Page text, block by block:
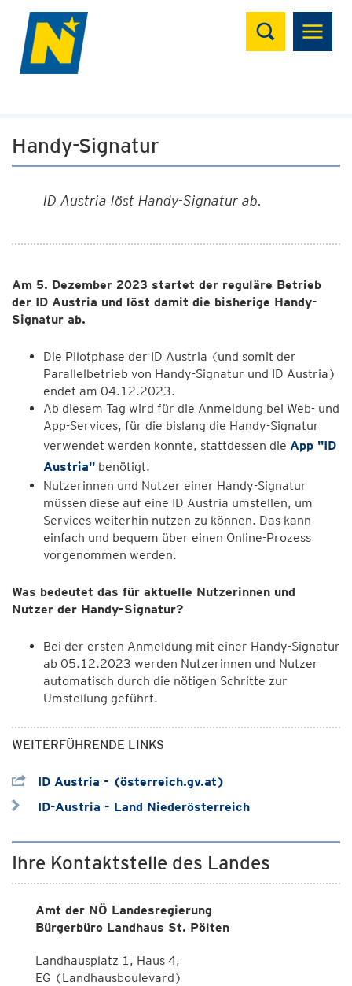
Suchen
Handy-Signatur
ID Austria löst Handy-Signatur ab.
Am 5. Dezember 2023 startet der reguläre Betrieb
der ID Austria und löst damit die bisherige Handy-
Signatur ab.
Die Pilotphase der ID Austria (und somit der
Parallelbetrieb von Handy-Signatur und ID Austria)
endet am 04.12.2023.
Ab diesem Tag wird für die Anmeldung bei Web- und
App-Services, für die bislang die Handy-Signatur
verwendet werden konnte, stattdessen die App "ID
Austria" benötigt.
Nutzerinnen und Nutzer einer Handy-Signatur
müssen diese auf eine ID Austria umstellen, um
Services weiterhin nutzen zu können. Das kann
einfach und bequem über einen Online-Prozess
vorgenommen werden.
Was bedeutet das für aktuelle Nutzerinnen und
Nutzer der Handy-Signatur?
Bei der ersten Anmeldung mit einer Handy-Signatur
ab 05.12.2023 werden Nutzerinnen und Nutzer
automatisch durch die nötigen Schritte zur
Umstellung geführt.
WEITERFÜHRENDE LINKS
ID Austria - (österreich.gv.at)
ID-Austria - Land Niederösterreich
Ihre Kontaktstelle des Landes
Amt der NÖ Landesregierung
Bürgerbüro Landhaus St. Pölten
Landhausplatz 1, Haus 4,
EG (Landhausboulevard)